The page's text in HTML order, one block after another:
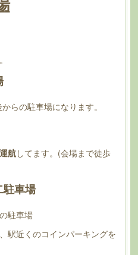
らの駐車場になります。
航してます。(会場まで徒歩
車場
駐車場
駅近くのコインパーキングを